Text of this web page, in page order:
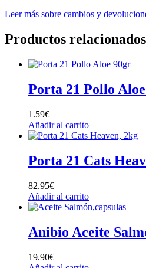
Leer más sobre cambios y
Productos relacionados
Porta 21 Pollo
1.59€
Añadir al carrito
Porta 21 Cats
82.95€
Añadir al carrito
Anibio Aceite
19.90€